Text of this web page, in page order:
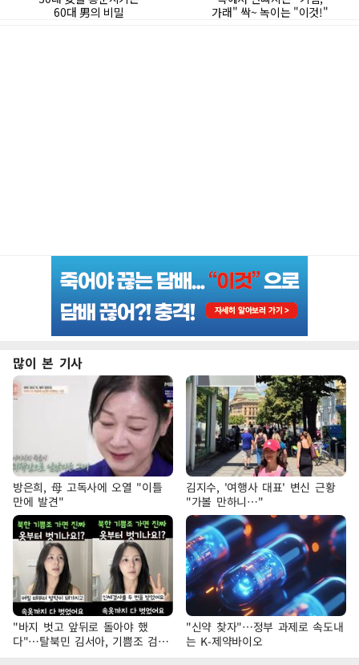
많이 본 기사
방은희, 母 고독사에 오열 "이틀
만에 발견"
김지수, '여행사 대표' 변신 근황
"가볼 만하니…"
"바지 벗고 앞뒤로 돌아야 했
다"…탈북민 김서아, 기쁨조 검사
수치심 회상
"신약 찾자"…정부 과제로 속도내
는 K-제약바이오